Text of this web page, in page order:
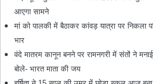
आएगा सामने
मां को पालकी में बैठाकर कांवड़ यात्रा पर निकला
भार
वंदे मातरम कानून बनने पर रामनगरी में संतों ने मनाई
बोले- भारत माता की जय